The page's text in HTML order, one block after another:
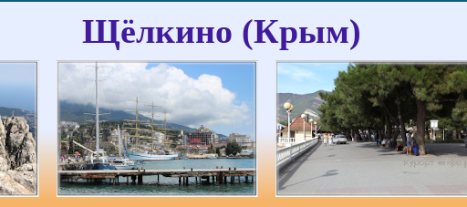
Щёлкино (Крым)